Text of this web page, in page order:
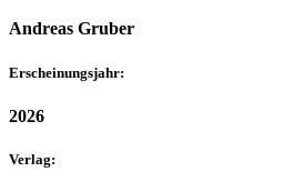
Andreas Gruber
Erscheinungsjahr:
2026
Verlag: